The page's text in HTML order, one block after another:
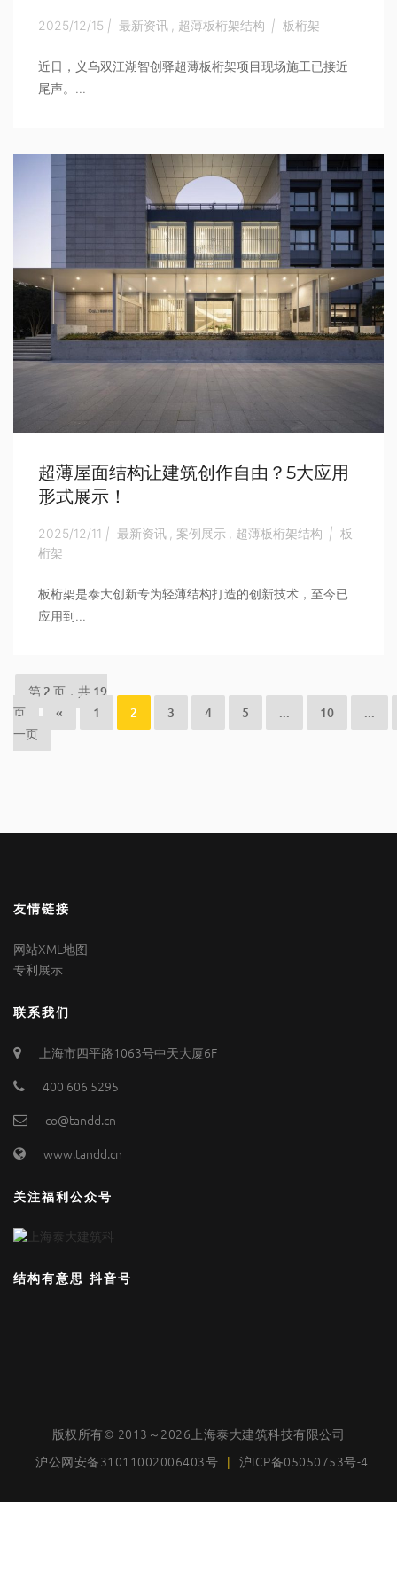
2025/12/15 | 最新资讯 超薄板桁架结构 | 板桁架
近日，义乌双江湖智创驿超薄板桁架项目现场施工已接近
尾声。...
超薄屋面结构让建筑创作自由？5大应用
形式展示！
2025/12/11 | 最新资讯 案例展示 超薄板桁架结构 | 板
桁架
板桁架是泰大创新专为轻薄结构打造的创新技术，至今已
应用到...
第 2 页，共 19
页
« 1 2 3 4 5 ... 10
...
一页
友情链接
网站XML地图
专利展示
联系我们
上海市四平路1063号中天大厦6F
400 606 5295
co@tandd.cn
www.tandd.cn
关注福利公众号
结构有意思 抖音号
版权所有© 2013～2026上海泰大建筑科技有限公司
沪公网安备31011002006403号 | 沪ICP备05050753号-4